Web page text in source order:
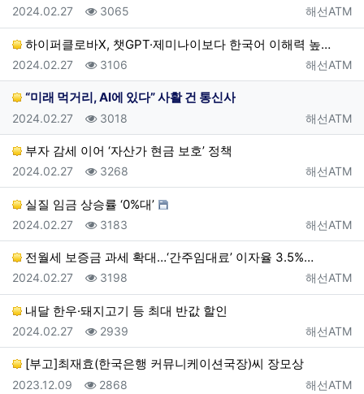
등록자
해선ATM
등록일
2024.02.27 조회
3065
하이퍼클로바X, 챗GPT·제미나이보다 한국어 이해력 높…
등록자
해선ATM
등록일
2024.02.27 조회
3106
“미래 먹거리, AI에 있다” 사활 건 통신사
등록자
해선ATM
등록일
2024.02.27 조회
3018
부자 감세 이어 ‘자산가 현금 보호’ 정책
등록자
해선ATM
등록일
2024.02.27 조회
3268
실질 임금 상승률 ‘0%대’
등록자
해선ATM
등록일
2024.02.27 조회
3183
전월세 보증금 과세 확대…‘간주임대료’ 이자율 3.5%…
등록자
해선ATM
등록일
2024.02.27 조회
3198
내달 한우·돼지고기 등 최대 반값 할인
등록자
해선ATM
등록일
2024.02.27 조회
2939
[부고]최재효(한국은행 커뮤니케이션국장)씨 장모상
등록자
해선ATM
등록일
2023.12.09 조회
2868